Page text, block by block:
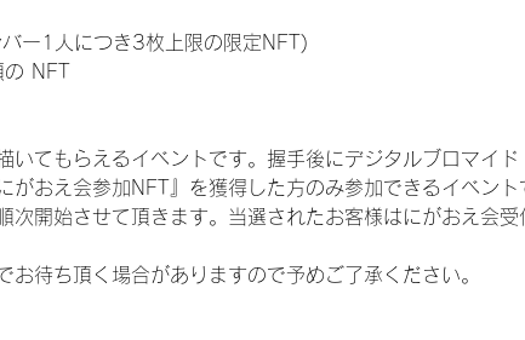
ー1人につき3枚上限の限定NFT)
NFT
いてもらえるイベントです。握手後にデジタルブロマイ
がおえ会参加NFT』を獲得した方のみ参加できるイベン
次開始させて頂きます。当選されたお客様はにがおえ会
待ち頂く場合がありますので予めご了承ください。